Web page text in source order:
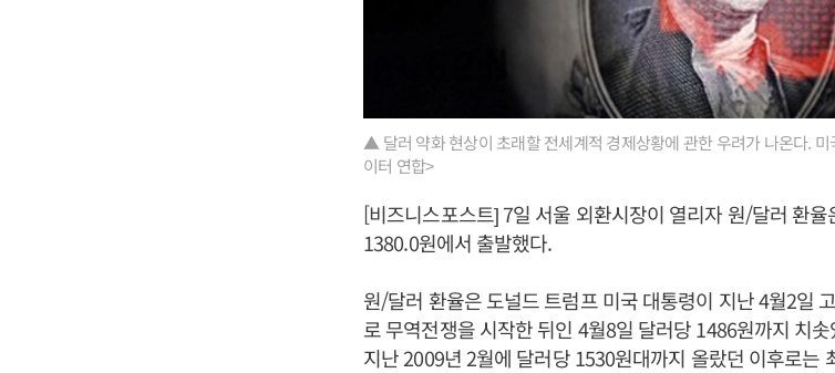
▲ 달러 약화 현상이 초래할 전세계적 경제상황에 관한 우려가 나온다.
이터 연합>
[비즈니스포스트] 7일 서울 외환시장이 열리자 원/달러 환
1380.0원에서 출발했다.
원/달러 환율은 도널드 트럼프 미국 대통령이 지난 4월2일
로 무역전쟁을 시작한 뒤인 4월8일 달러당 1486원까지 치
지난 2009년 2월에 달러당 1530원대까지 올랐던 이후로는